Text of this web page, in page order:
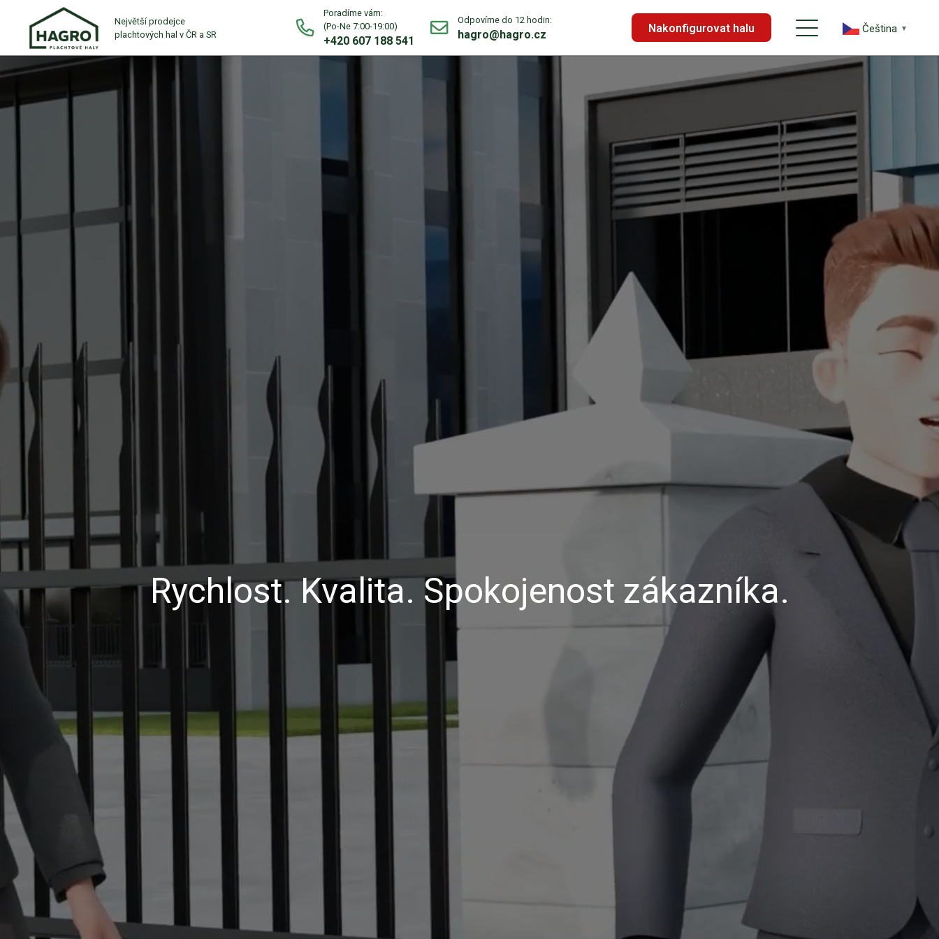
Největší prodejce
plachtových hal v ČR a SR
Poradíme vám:
(Po-Ne 7:00-19:00)
+420 607 188 541
Odpovíme do 12 hodin:
hagro@hagro.cz Nakonfigurovat halu Čeština‎ ▼
Rychlost. Kvalita. Spokojenost zákazníka.